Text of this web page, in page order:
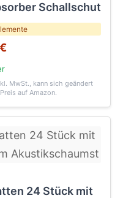
Schallschut
MwSt., kann sich geändert
auf Amazon.
24 Stück mit